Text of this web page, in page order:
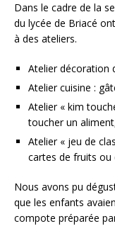
c
e
o
o
k
a
i
Dans le cadre de la
du lycée de Briacé
à des ateliers.
Atelier décoration
Atelier cuisine :
Atelier « kim
toucher un
Atelier « jeu de
cartes de fruits ou
Nous avons pu
que les enfants
compote préparée